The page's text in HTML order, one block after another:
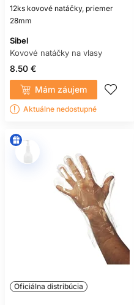
12ks kovové natáčky, priemer
28mm
Sibel
Kovové natáčky na vlasy
8.50 €
Mám záujem
Aktuálne nedostupné
Oficiálna distribúcia